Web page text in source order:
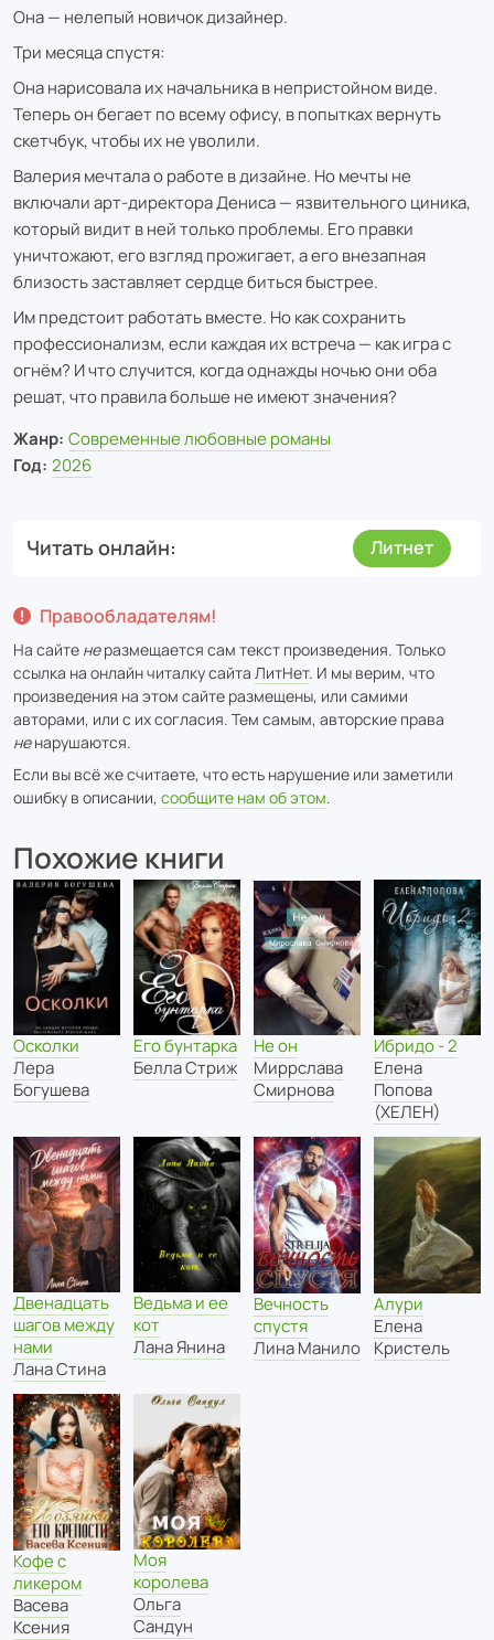
Она — нелепый новичок дизайнер.
Три месяца спустя:
Она нарисовала их начальника в непристойном виде.
Теперь он бегает по всему офису, в попытках вернуть
скетчбук, чтобы их не уволили.
Валерия мечтала о работе в дизайне. Но мечты не
включали арт-директора Дениса — язвительного циника,
который видит в ней только проблемы. Его правки
уничтожают, его взгляд прожигает, а его внезапная
близость заставляет сердце биться быстрее.
Им предстоит работать вместе. Но как сохранить
профессионализм, если каждая их встреча — как игра с
огнём? И что случится, когда однажды ночью они оба
решат, что правила больше не имеют значения?
Жанр: Современные любовные романы
Год: 2026
Читать онлайн Литнет
Правообладателям!
На сайте неразмещается сам текст произведения. Только
ссылка на онлайн читалку сайта ЛитНет. И мы верим, что
произведения на этом сайте размещены, или самими
авторами, или с их согласия. Тем самым, авторские права
ненарушаются.
Если вы всё же считаете, что есть нарушение или заметили
ошибку в описании, сообщите нам об этом.
Похожие книги
Осколки
Лера
Богушева
Его бунтарка
Белла Стриж
Не он
Миррслава
Смирнова
Ибридо - 2
Елена
Попова
(ХЕЛЕН)
Двенадцать
шагов между
нами
Лана Стина
Ведьма и ее
кот
Лана Янина
Вечность
спустя
Лина Манило
Алури
Елена
Кристель
Кофе с
ликером
Васева
Ксения
Моя
королева
Ольга
Сандун